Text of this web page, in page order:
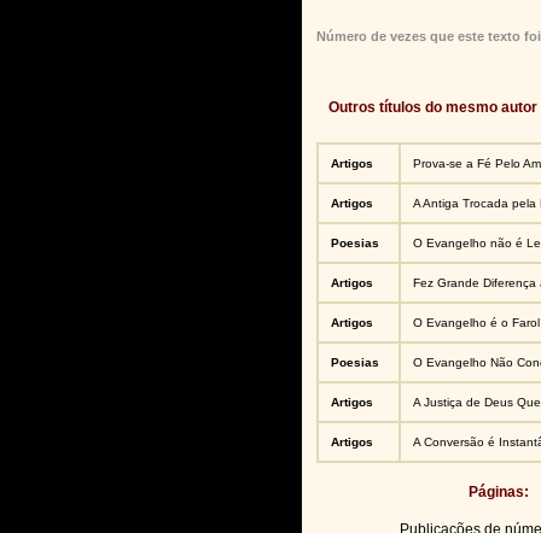
Número de vezes que este texto
Outros títulos do mesmo autor
Artigos Prova-se a Fé Pelo
Artigos A Antiga Trocada pela
Poesias O Evangelho não é
Artigos Fez Grande
Artigos O Evangelho é o
Poesias O Evangelho Não
Artigos A Justiça de Deus
Artigos A Conversão é
Páginas:
Publicações de